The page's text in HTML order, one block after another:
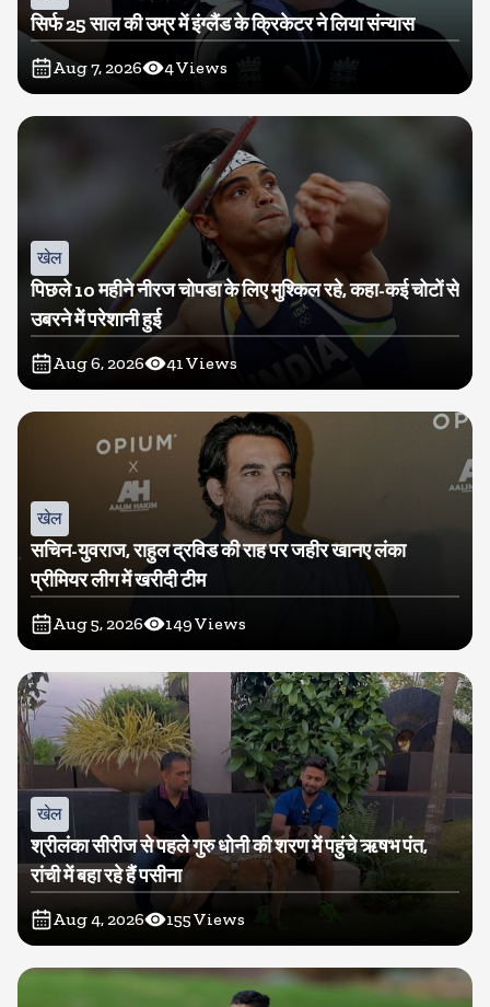
सिर्फ 25 साल की उम्र में इंग्लैंड के क्रिकेटर ने लिया संन्यास
Aug 7, 2026 4Views
खेल
पिछले 10 महीने नीरज चोपडा के लिए मुश्किल रहे, कहा-कई चोटों से
उबरने में परेशानी हुई
Aug 6, 2026 41 Views
खेल
सचिन-युवराज, राहुल द्रविड की राह पर जहीर खानए लंका
प्रीमियर लीग में खरीदी टीम
Aug 5, 2026 149Views
खेल
श्रीलंका सीरीज से पहले गुरु धोनी की शरण में पहुंचे ऋषभ पंत,
रांची में बहा रहे हैं पसीना
Aug 4, 2026 155Views